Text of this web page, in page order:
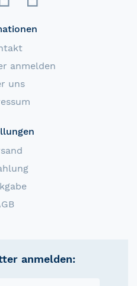
anmelden
uns
anmelden: